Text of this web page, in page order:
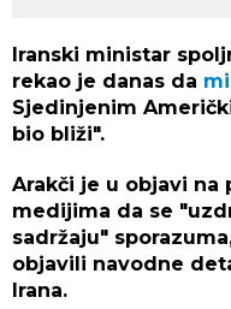
Iranski ministar
rekao je danas da
Sjedinjenim
bio bliži".
Arakči je u objavi
medijima da se
sadržaju"
objavili navodne
Irana.